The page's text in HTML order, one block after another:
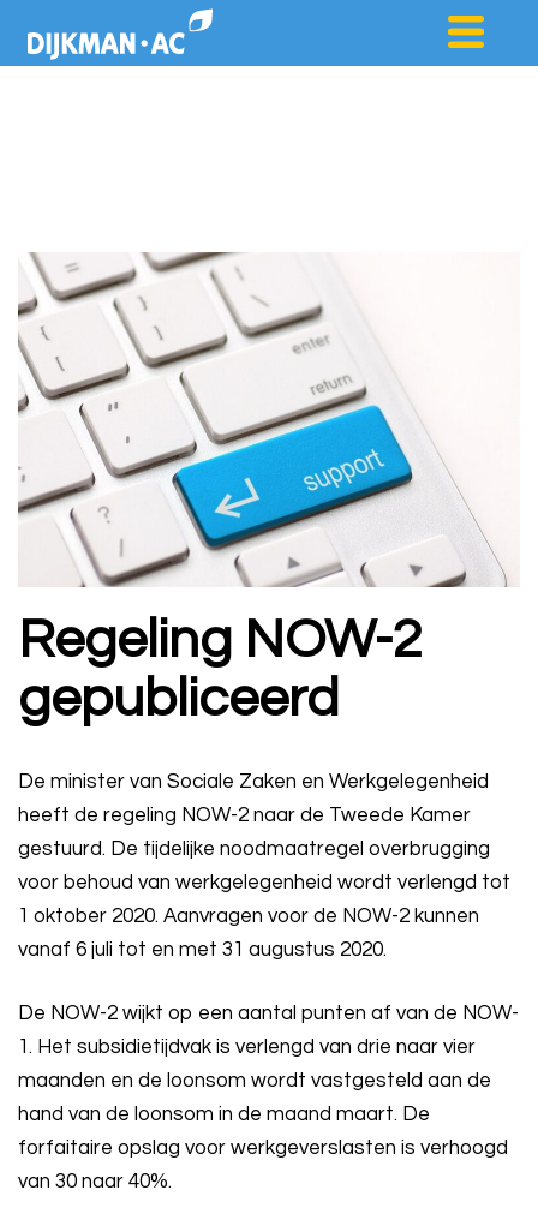
Regeling NOW-2
gepubliceerd
De minister van Sociale Zaken en Werkgelegenheid
heeft de regeling NOW-2 naar de Tweede Kamer
gestuurd. De tijdelijke noodmaatregel overbrugging
voor behoud van werkgelegenheid wordt verlengd tot
1 oktober 2020. Aanvragen voor de NOW-2 kunnen
vanaf 6 juli tot en met 31 augustus 2020.
De NOW-2 wijkt op een aantal punten af van de NOW-
1. Het subsidietijdvak is verlengd van drie naar vier
maanden en de loonsom wordt vastgesteld aan de
hand van de loonsom in de maand maart. De
forfaitaire opslag voor werkgeverslasten is verhoogd
van 30 naar 40%.